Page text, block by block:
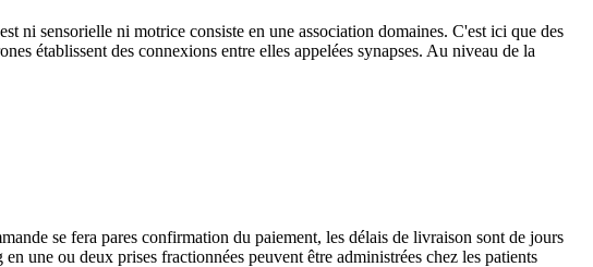
ni sensorielle ni motrice consiste en une association domaines. C'est ici que des
établissent des connexions entre elles appelées synapses. Au niveau de la
se fera pares confirmation du paiement, les délais de livraison sont de jours
une ou deux prises fractionnées peuvent être administrées chez les patients